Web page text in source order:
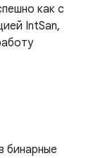
как с
IntSan,
бинарные